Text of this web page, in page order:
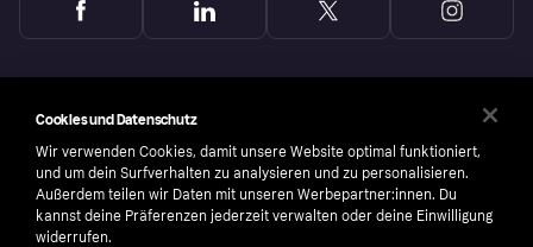
Cookies und Datenschutz
Wir verwenden Cookies, damit unsere Website optimal funktioniert,
und um dein Surfverhalten zu analysieren und zu personalisieren.
Außerdem teilen wir Daten mit unseren Werbepartner:innen. Du
kannst deine Präferenzen jederzeit verwalten oder deine Einwilligung
widerrufen.